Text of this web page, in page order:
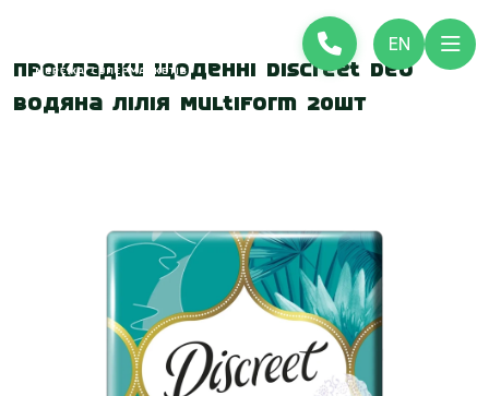
EN
Прокладки щоденні Discreet Deo
Водяна лілія Multiform 20шт